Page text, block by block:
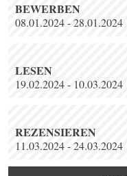
BEWERBEN
08.01.2024 - 28.01.2024
LESEN
19.02.2024 - 10.03.2024
REZENSIEREN
11.03.2024 - 24.03.2024